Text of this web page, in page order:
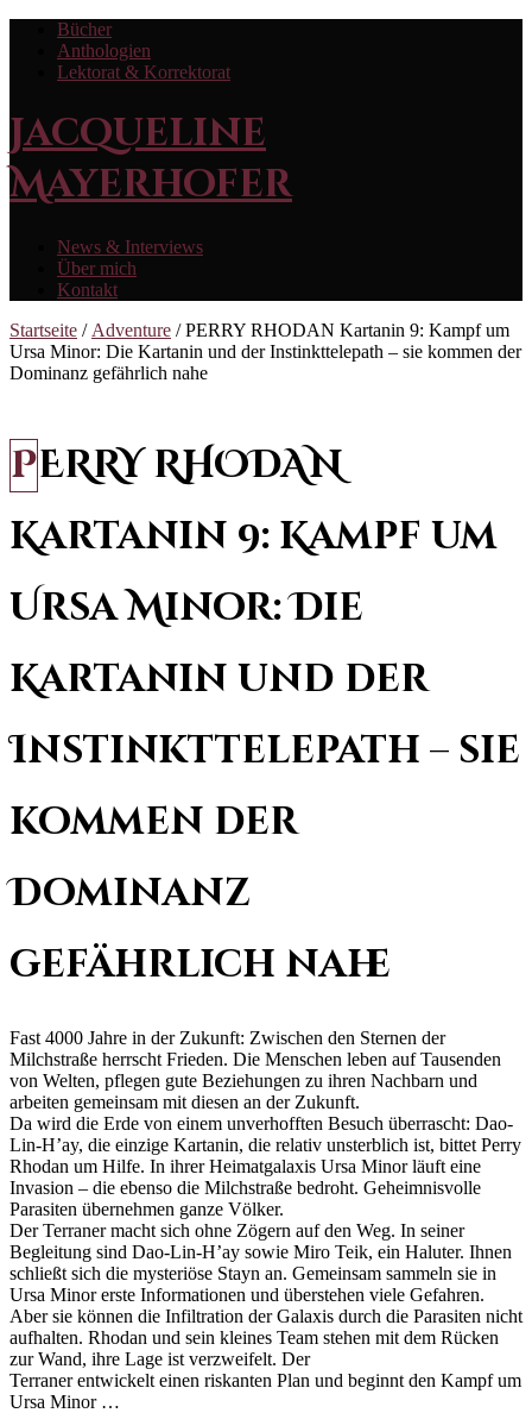
Bücher
Anthologien
Lektorat & Korrektorat
Jacqueline
Mayerhofer
News & Interviews
Über mich
Kontakt
Startseite / Adventure / PERRY RHODAN Kartanin 9: Kampf um
Ursa Minor: Die Kartanin und der Instinkttelepath – sie kommen der
Dominanz gefährlich nahe
PERRY RHODAN
Kartanin 9: Kampf um
Ursa Minor: Die
Kartanin und der
Instinkttelepath – sie
kommen der
Dominanz
gefährlich nahe
Fast 4000 Jahre in der Zukunft: Zwischen den Sternen der
Milchstraße herrscht Frieden. Die Menschen leben auf Tausenden
von Welten, pflegen gute Beziehungen zu ihren Nachbarn und
arbeiten gemeinsam mit diesen an der Zukunft.
Da wird die Erde von einem unverhofften Besuch überrascht: Dao-
Lin-H’ay, die einzige Kartanin, die relativ unsterblich ist, bittet Perry
Rhodan um Hilfe. In ihrer Heimatgalaxis Ursa Minor läuft eine
Invasion – die ebenso die Milchstraße bedroht. Geheimnisvolle
Parasiten übernehmen ganze Völker.
Der Terraner macht sich ohne Zögern auf den Weg. In seiner
Begleitung sind Dao-Lin-H’ay sowie Miro Teik, ein Haluter. Ihnen
schließt sich die mysteriöse Stayn an. Gemeinsam sammeln sie in
Ursa Minor erste Informationen und überstehen viele Gefahren.
Aber sie können die Infiltration der Galaxis durch die Parasiten nicht
aufhalten. Rhodan und sein kleines Team stehen mit dem Rücken
zur Wand, ihre Lage ist verzweifelt. Der
Terraner entwickelt einen riskanten Plan und beginnt den Kampf um
Ursa Minor …